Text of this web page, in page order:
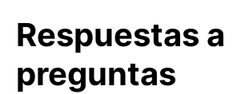
Respuestas a
preguntas